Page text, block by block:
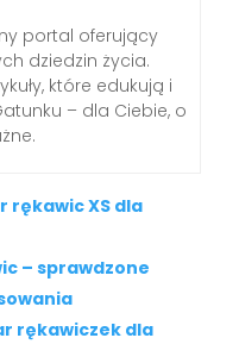
portal oferujący
dziedzin życia.
które edukują i
– dla Ciebie, o
rękawic XS dla
– sprawdzone
rękawiczek dla